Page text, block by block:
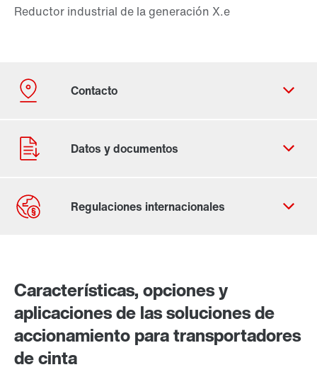
Características, opciones y
aplicaciones de las soluciones de
accionamiento para transportadores
de cinta